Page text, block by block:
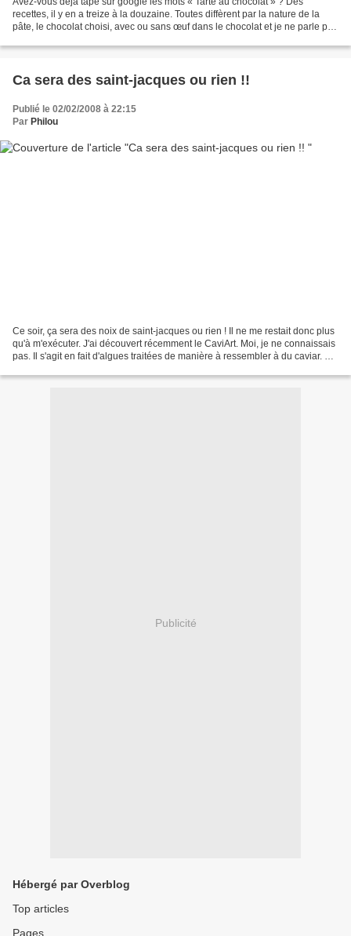
recettes, il y en a treize à la douzaine. Toutes diffèrent par la nature de la
pâte, le chocolat choisi, avec ou sans œuf dans le chocolat et je ne parle pas
Ca sera des saint-jacques ou rien !!
Publié le 02/02/2008 à 22:15
Par Philou
Ce soir, ça sera des noix de saint-jacques ou rien ! Il ne me restait donc plus
qu'à m'exécuter. J'ai découvert récemment le CaviArt. Moi, je ne connaissais
pas. Il s'agit en fait d'algues traitées de manière à ressembler à du caviar. Le
Publicité
Hébergé par Overblog
Top articles
Pages